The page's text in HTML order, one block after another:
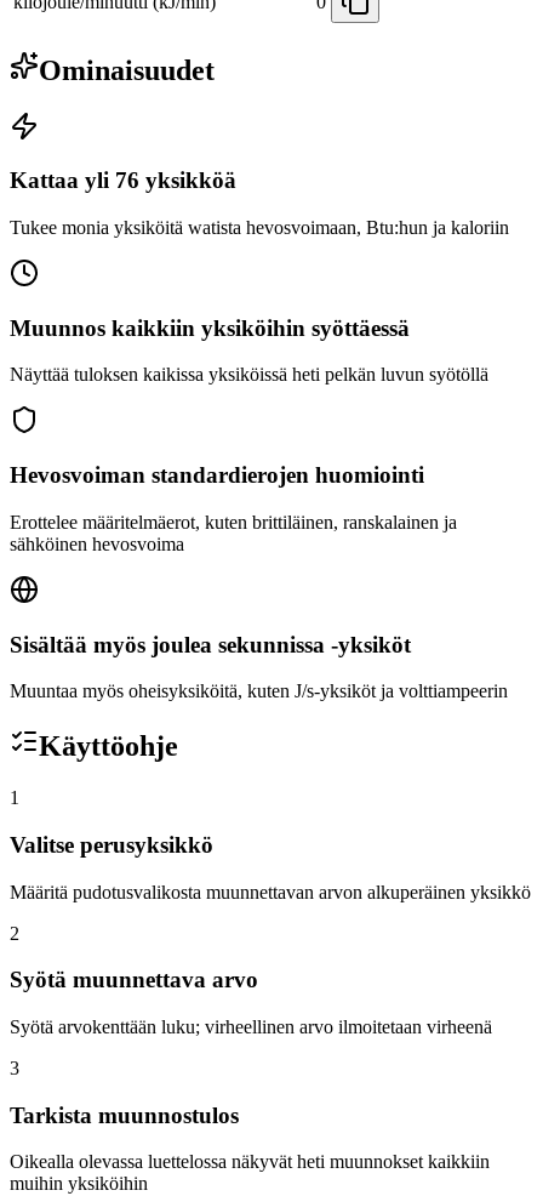
Ominaisuudet
Kattaa yli 76 yksikköä
Tukee monia yksiköitä watista hevosvoimaan, Btu:hun ja kaloriin
Muunnos kaikkiin yksiköihin syöttäessä
Näyttää tuloksen kaikissa yksiköissä heti pelkän luvun syötöllä
Hevosvoiman standardierojen huomiointi
Erottelee määritelmäerot, kuten brittiläinen, ranskalainen ja
sähköinen hevosvoima
Sisältää myös joulea sekunnissa -yksiköt
Muuntaa myös oheisyksiköitä, kuten J/s-yksiköt ja volttiampeerin
Käyttöohje
1
Valitse perusyksikkö
Määritä pudotusvalikosta muunnettavan arvon alkuperäinen yksikkö
2
Syötä muunnettava arvo
Syötä arvokenttään luku; virheellinen arvo ilmoitetaan virheenä
3
Tarkista muunnostulos
Oikealla olevassa luettelossa näkyvät heti muunnokset kaikkiin
muihin yksiköihin